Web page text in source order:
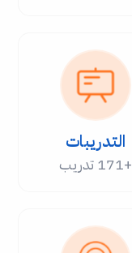
التدريبات
+171 تدريب